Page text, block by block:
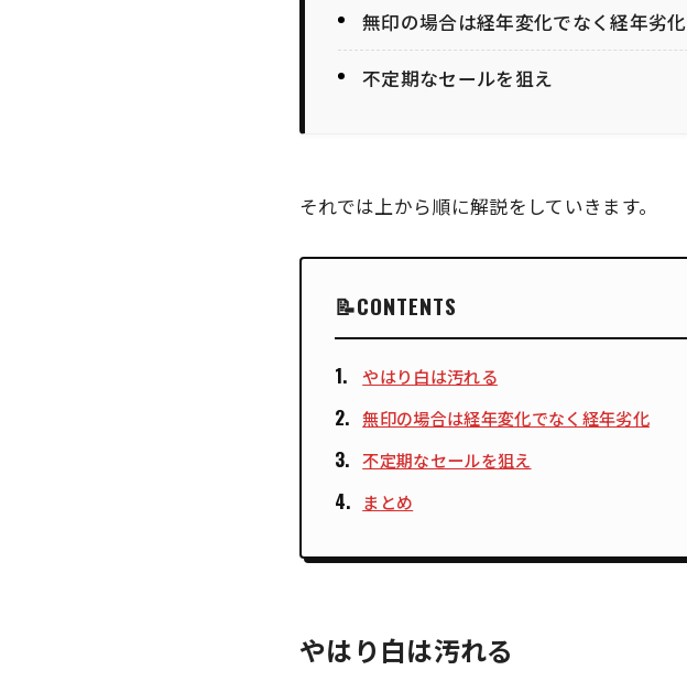
無印の場合は経年変化でなく経年劣化
不定期なセールを狙え
それでは上から順に解説をしていきます。
CONTENTS
やはり白は汚れる
無印の場合は経年変化でなく経年劣化
不定期なセールを狙え
まとめ
やはり白は汚れる